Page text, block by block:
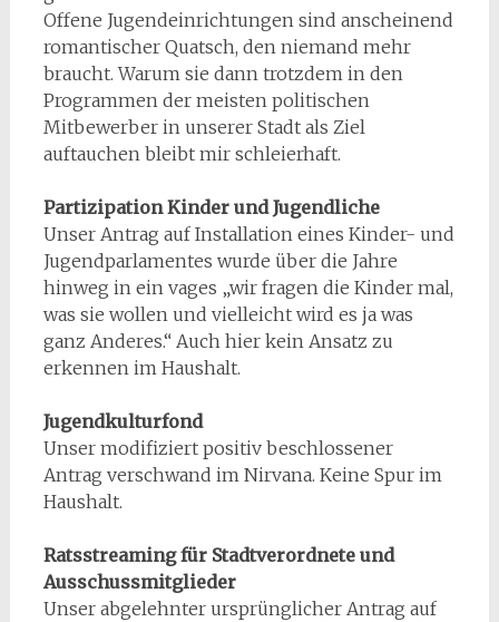
Offene Jugendeinrichtungen sind anscheinend
romantischer Quatsch, den niemand mehr
braucht. Warum sie dann trotzdem in den
Programmen der meisten politischen
Mitbewerber in unserer Stadt als Ziel
auftauchen bleibt mir schleierhaft.
Partizipation Kinder und Jugendliche
Unser Antrag auf Installation eines Kinder- und
Jugendparlamentes wurde über die Jahre
hinweg in ein vages „wir fragen die Kinder mal,
was sie wollen und vielleicht wird es ja was
ganz Anderes.“ Auch hier kein Ansatz zu
erkennen im Haushalt.
Jugendkulturfond
Unser modifiziert positiv beschlossener
Antrag verschwand im Nirvana. Keine Spur im
Haushalt.
Ratsstreaming für Stadtverordnete und
Ausschussmitglieder
Unser abgelehnter ursprünglicher Antrag auf